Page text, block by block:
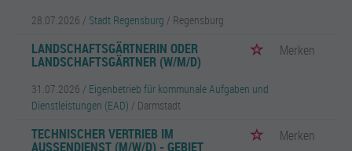
28.07.2026 / Stadt Regensburg / Regensburg
LANDSCHAFTSGÄRTNERIN ODER
LANDSCHAFTSGÄRTNER (W/M/D)
Merken
31.07.2026 / Eigenbetrieb für kommunale Aufgaben und
Dienstleistungen (EAD) / Darmstadt
TECHNISCHER VERTRIEB IM
AUSSENDIENST (M/W/D) - GEBIET W
Merken